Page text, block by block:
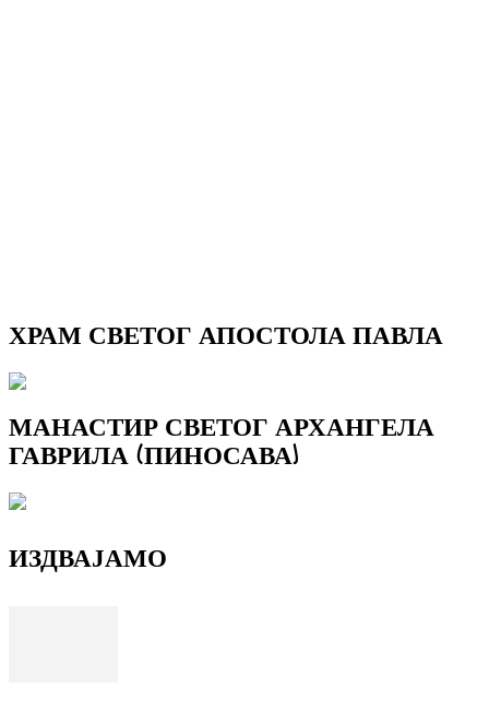
ХРАМ СВЕТОГ АПОСТОЛА ПАВЛА
МАНАСТИР СВЕТОГ АРХАНГЕЛА
ГАВРИЛА (ПИНОСАВА)
ИЗДВАЈАМО